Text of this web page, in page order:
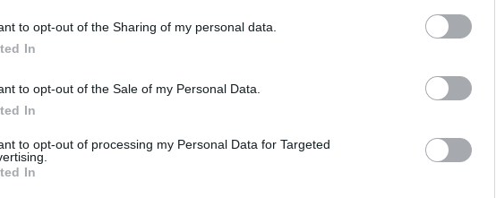
to opt-out of the Sharing of my personal data.
In
to opt-out of the Sale of my Personal Data.
In
to opt-out of processing my Personal Data for Targeted
In